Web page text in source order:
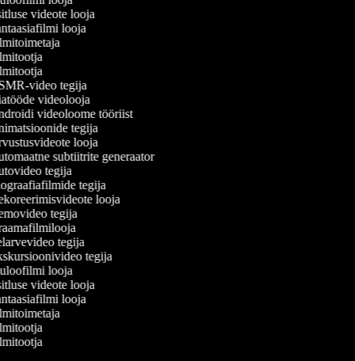
videote looja
looja
video tegija
videolooja
videoloome tööriist
tegija
looja
subtiitrite generaator
tegija
tegija
looja
tegija
tegija
tegija
looja
videote looja
looja